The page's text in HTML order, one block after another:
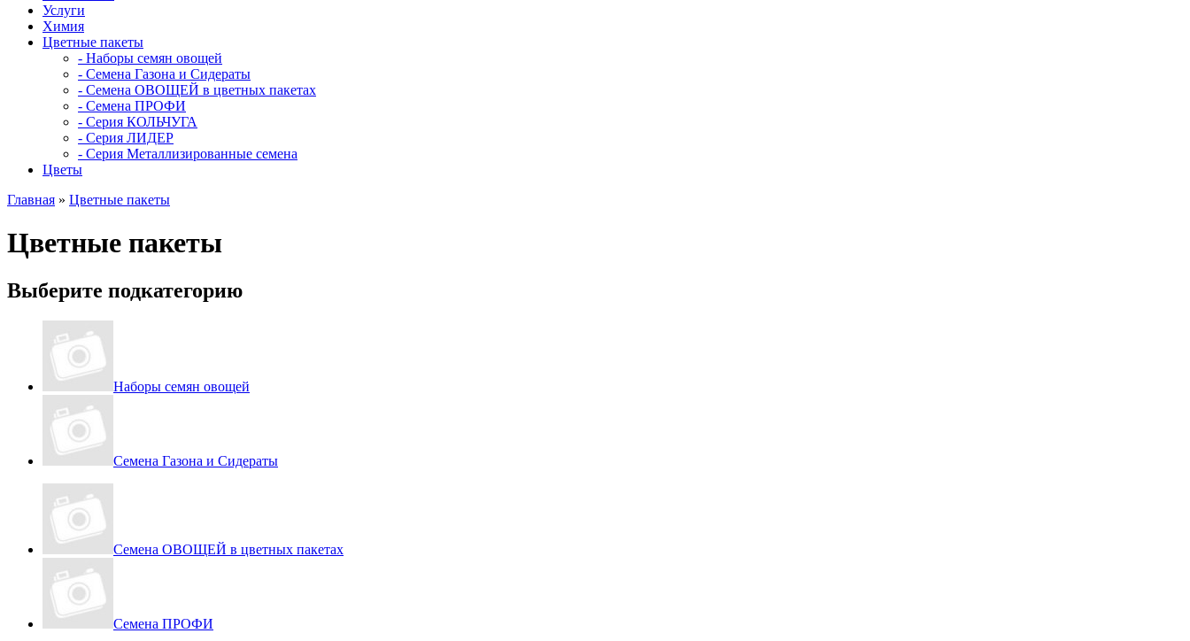
Услуги
Химия
Цветные пакеты
- Наборы семян овощей
- Семена Газона и Сидераты
- Семена ОВОЩЕЙ в цветных пакетах
- Семена ПРОФИ
- Серия КОЛЬЧУГА
- Серия ЛИДЕР
- Серия Металлизированные семена
Цветы
Главная » Цветные пакеты
Цветные пакеты
Выберите подкатегорию
Наборы семян овощей
Семена Газона и Сидераты
Семена ОВОЩЕЙ в цветных пакетах
Семена ПРОФИ